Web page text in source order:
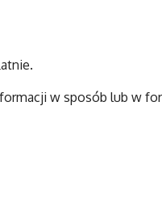
w sposób lub w